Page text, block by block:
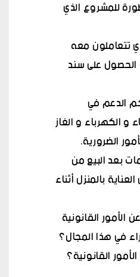
للمشروع الذي
تتعاملون معه
على سند
الدعم في
الكهرباء و الغاز
الضرورية.
بعد البيع من
بالمنزل أثناء
القانونية
في هذا المجال؟
القانونية؟